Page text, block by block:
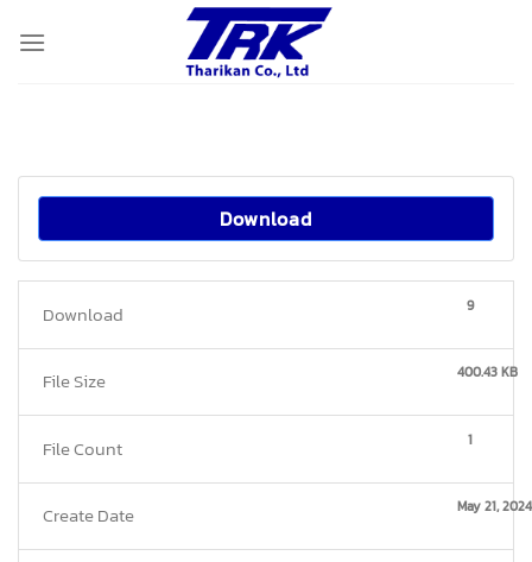
Download
Download 9
File Size 400.43 KB
File Count 1
Create Date May 21, 2024